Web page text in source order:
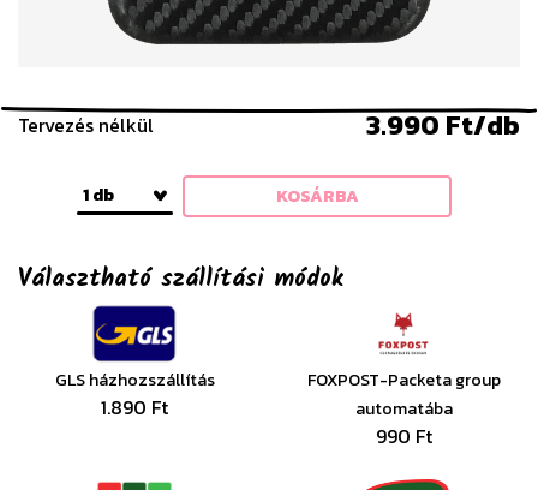
Tervezés nélkül 3.990 Ft/db
1 db KOSÁRBA
Választható szállítási módok
GLS házhozszállítás
1.890 Ft
FOXPOST-Packeta group
automatába
990 Ft